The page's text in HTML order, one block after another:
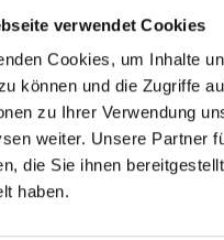
verwendet Cookies
Cookies, um Inhalte
können und die Zugriffe
zu Ihrer Verwendung
weiter. Unsere Partner
die Sie ihnen
haben.